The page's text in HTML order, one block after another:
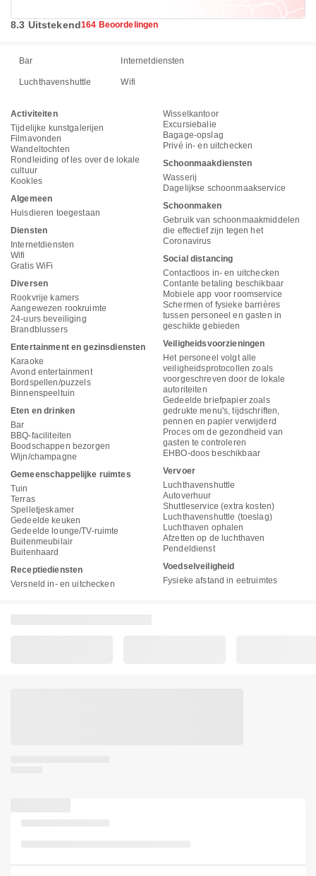
8.3 Uitstekend164 Beoordelingen
Bar Internetdiensten
Luchthavenshuttle Wifi
Activiteiten
Tijdelijke kunstgalerijen
Filmavonden
Wandeltochten
Rondleiding of les over de lokale
cultuur
Kookles
Algemeen
Huisdieren toegestaan
Diensten
Internetdiensten
Wifi
Gratis WiFi
Diversen
Rookvrije kamers
Aangewezen rookruimte
24-uurs beveiliging
Brandblussers
Entertainment en gezinsdiensten
Karaoke
Avond entertainment
Bordspellen/puzzels
Binnenspeeltuin
Eten en drinken
Bar
BBQ-faciliteiten
Boodschappen bezorgen
Wijn/champagne
Gemeenschappelijke ruimtes
Tuin
Terras
Spelletjeskamer
Gedeelde keuken
Gedeelde lounge/TV-ruimte
Buitenmeubilair
Buitenhaard
Receptiediensten
Versneld in- en uitchecken
Wisselkantoor
Excursiebalie
Bagage-opslag
Privé in- en uitchecken
Schoonmaakdiensten
Wasserij
Dagelijkse schoonmaakservice
Schoonmaken
Gebruik van schoonmaakmiddelen
die effectief zijn tegen het
Coronavirus
Social distancing
Contactloos in- en uitchecken
Contante betaling beschikbaar
Mobiele app voor roomservice
Schermen of fysieke barrières
tussen personeel en gasten in
geschikte gebieden
Veiligheidsvoorzieningen
Het personeel volgt alle
veiligheidsprotocollen zoals
voorgeschreven door de lokale
autoriteiten
Gedeelde briefpapier zoals
gedrukte menu's, tijdschriften,
pennen en papier verwijderd
Proces om de gezondheid van
gasten te controleren
EHBO-doos beschikbaar
Vervoer
Luchthavenshuttle
Autoverhuur
Shuttleservice (extra kosten)
Luchthavenshuttle (toeslag)
Luchthaven ophalen
Afzetten op de luchthaven
Pendeldienst
Voedselveiligheid
Fysieke afstand in eetruimtes